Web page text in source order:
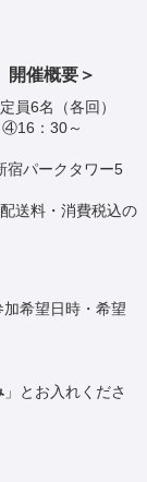
催概要＞
6名（各回）
：30～
パークタワー5
送料・消費税込の
希望日時・希望
」とお入れくださ